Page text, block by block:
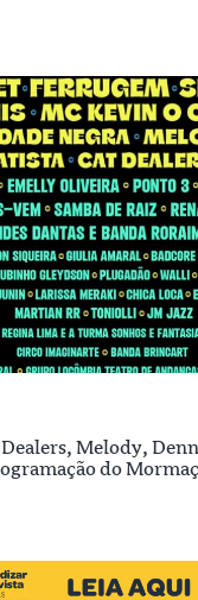
Melody,
do